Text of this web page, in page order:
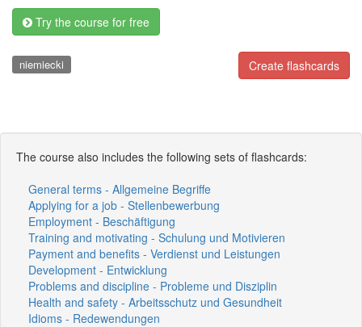
Try the course for free
Create flashcards
niemiecki
The course also includes the following sets of flashcards:
General terms - Allgemeine Begriffe
Applying for a job - Stellenbewerbung
Employment - Beschäftigung
Training and motivating - Schulung und Motivieren
Payment and benefits - Verdienst und Leistungen
Development - Entwicklung
Problems and discipline - Probleme und Disziplin
Health and safety - Arbeitsschutz und Gesundheit
Idioms - Redewendungen